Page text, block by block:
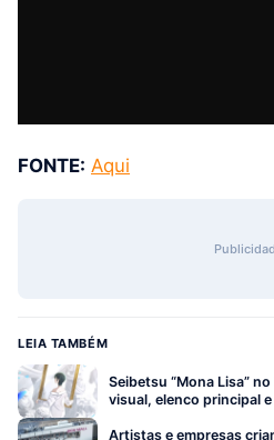
FONTE: Aqui
LEIA TAMBÉM
Seibetsu “Mona Lisa”
visual, elenco principal
Artistas e empresas